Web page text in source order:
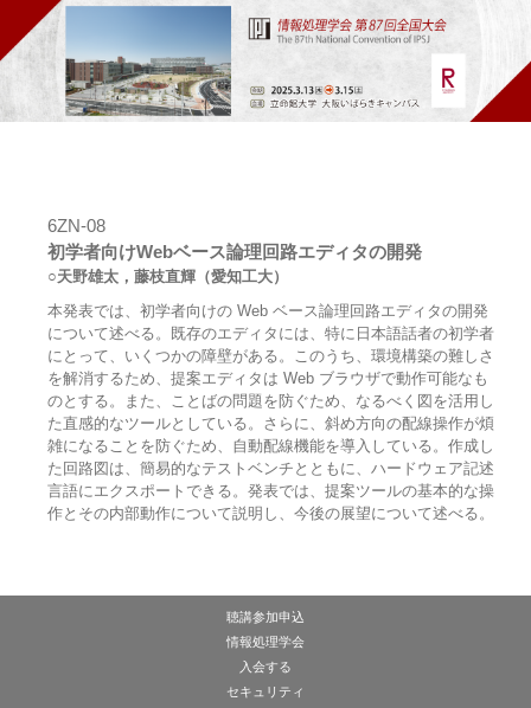
6ZN-08
初学者向けWebベース論理回路エディタの開発
○天野雄太，藤枝直輝（愛知工大）
本発表では、初学者向けの Web ベース論理回路エディタの開発
について述べる。既存のエディタには、特に日本語話者の初学者
にとって、いくつかの障壁がある。このうち、環境構築の難しさ
を解消するため、提案エディタは Web ブラウザで動作可能なも
のとする。また、ことばの問題を防ぐため、なるべく図を活用し
た直感的なツールとしている。さらに、斜め方向の配線操作が煩
雑になることを防ぐため、自動配線機能を導入している。作成し
た回路図は、簡易的なテストベンチとともに、ハードウェア記述
言語にエクスポートできる。発表では、提案ツールの基本的な操
作とその内部動作について説明し、今後の展望について述べる。
聴講参加申込
情報処理学会
入会する
セキュリティ